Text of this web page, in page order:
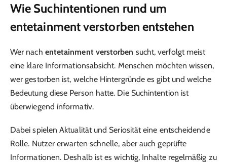
Wie Suchintentionen rund um
entetainment verstorben entstehen
Wer nach entetainment verstorben sucht, verfolgt meist
eine klare Informationsabsicht. Menschen möchten wissen,
wer gestorben ist, welche Hintergründe es gibt und welche
Bedeutung diese Person hatte. Die Suchintention ist
überwiegend informativ.
Dabei spielen Aktualität und Seriosität eine entscheidende
Rolle. Nutzer erwarten schnelle, aber auch geprüfte
Informationen. Deshalb ist es wichtig, Inhalte regelmäßig zu